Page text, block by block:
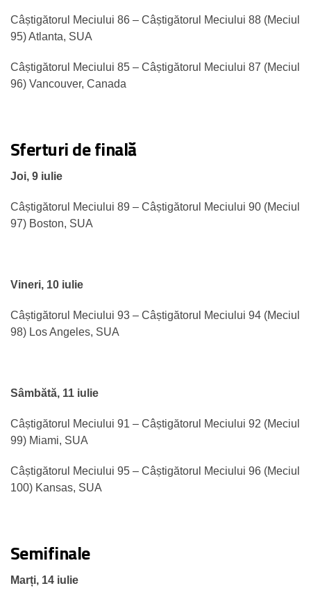
Câștigătorul Meciului 86 – Câștigătorul Meciului 88 (Meciul
95) Atlanta, SUA
Câștigătorul Meciului 85 – Câștigătorul Meciului 87 (Meciul
96) Vancouver, Canada
Sferturi de finală
Joi, 9 iulie
Câștigătorul Meciului 89 – Câștigătorul Meciului 90 (Meciul
97) Boston, SUA
Vineri, 10 iulie
Câștigătorul Meciului 93 – Câștigătorul Meciului 94 (Meciul
98) Los Angeles, SUA
Sâmbătă, 11 iulie
Câștigătorul Meciului 91 – Câștigătorul Meciului 92 (Meciul
99) Miami, SUA
Câștigătorul Meciului 95 – Câștigătorul Meciului 96 (Meciul
100) Kansas, SUA
Semifinale
Marți, 14 iulie